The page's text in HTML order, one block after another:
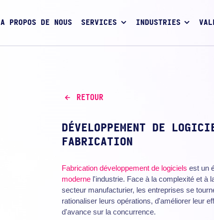
A PROPOS DE NOUS SERVICES INDUSTRIES
RETOUR
DÉVELOPPEMENT DE
FABRICATION
Fabrication développement de logiciels est un
modernel'industrie. Face à la complexité et à
secteur manufacturier, les entreprises se
rationaliser leurs opérations, d'améliorer leur
d'avance sur la concurrence.